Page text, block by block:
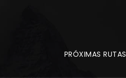
PRÓXIMAS RUTAS